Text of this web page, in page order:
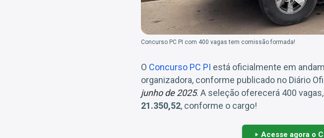
Concurso PC PI com 400 vagas tem comissão formada!
O Concurso PC PI está oficialmente em
organizadora, conforme publicado no Diário
junho de 2025. A seleção oferecerá 400
21.350,52, conforme o cargo!
Acesse agora o